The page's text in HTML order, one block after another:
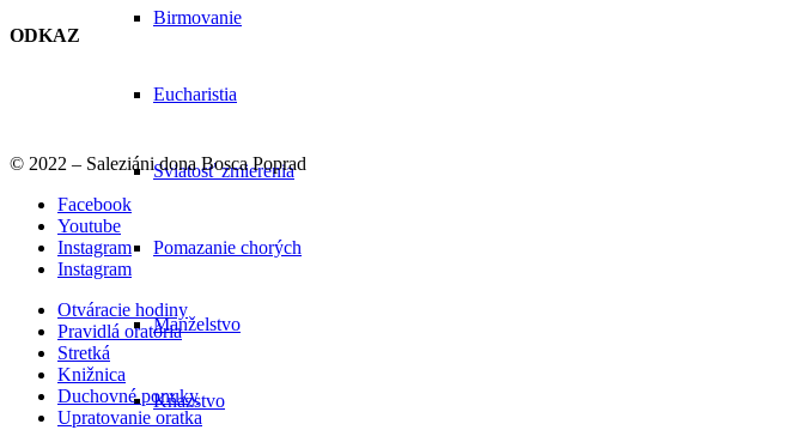
Birmovanie
Eucharistia
Sviatosť zmierenia
Pomazanie chorých
Manželstvo
Kňazstvo
ODKAZ
© 2022 – Saleziáni dona Bosca Poprad
Facebook
Youtube
Instagram
Instagram
Otváracie hodiny
Pravidlá oratória
Stretká
Knižnica
Duchovné ponuky
Upratovanie oratka